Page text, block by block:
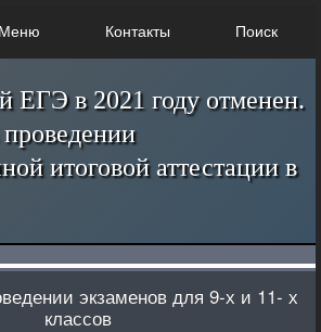
Меню Контакты Поиск
ЕГЭ в 2021 году отменен.
итоговой аттестации в
экзаменов для 9-х и 11- х
классов